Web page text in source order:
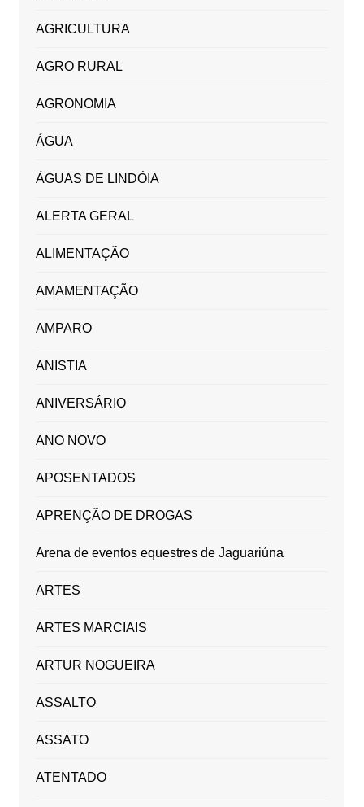
AGRICULTURA
AGRO RURAL
AGRONOMIA
ÁGUA
ÁGUAS DE LINDÓIA
ALERTA GERAL
ALIMENTAÇÃO
AMAMENTAÇÃO
AMPARO
ANISTIA
ANIVERSÁRIO
ANO NOVO
APOSENTADOS
APRENÇÃO DE DROGAS
Arena de eventos equestres de Jaguariúna
ARTES
ARTES MARCIAIS
ARTUR NOGUEIRA
ASSALTO
ASSATO
ATENTADO